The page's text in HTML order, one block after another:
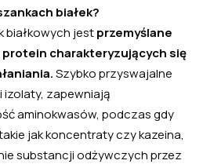
białek?
białkowych jest przemyślane
protein charakteryzujących się
Szybko przyswajalne
izolaty, zapewniają
aminokwasów, podczas gdy
jak koncentraty czy kazeina,
substancji odżywczych przez